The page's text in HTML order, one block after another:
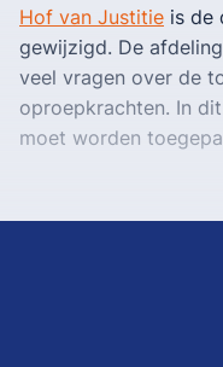
Hof van Justitie is de
gewijzigd. De
veel vragen over de
oproepkrachten. In
moet worden